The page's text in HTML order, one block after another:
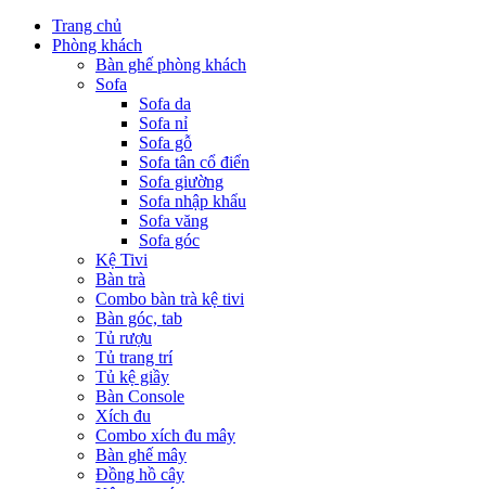
Trang chủ
Phòng khách
Bàn ghế phòng khách
Sofa
Sofa da
Sofa nỉ
Sofa gỗ
Sofa tân cổ điển
Sofa giường
Sofa nhập khẩu
Sofa văng
Sofa góc
Kệ Tivi
Bàn trà
Combo bàn trà kệ tivi
Bàn góc, tab
Tủ rượu
Tủ trang trí
Tủ kệ giầy
Bàn Console
Xích đu
Combo xích đu mây
Bàn ghế mây
Đồng hồ cây